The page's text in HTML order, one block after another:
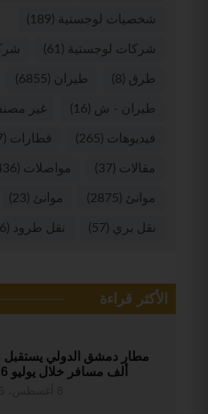
شخصيات لوجستية (189)
شركات لوجستية (61)
طرق (8) طيران (6855)
طيران - ش (16) غير
فيديوهات (265) قطارات (577)
مقالات (37) مواصلات (2436)
موانئ (2875) موانئ (23)
نقل بري (57) نقل طرود (26)
الأكثر قراءة
ألف مسافر خلال يوليو 2026